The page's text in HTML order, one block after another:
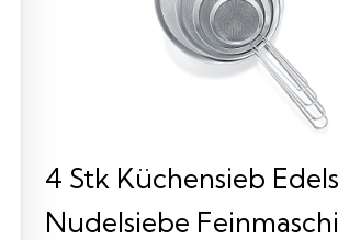
4 Stk Küchensieb
Nudelsiebe